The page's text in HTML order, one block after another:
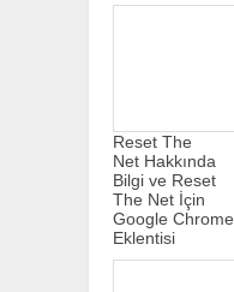
Reset The
Net Hakkında
Bilgi ve Reset
The Net İçin
Google Chrome
Eklentisi